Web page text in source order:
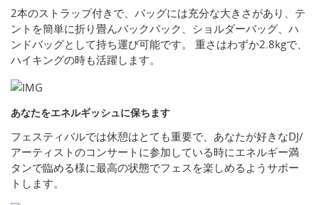
2本のストラップ付きで、バッグには充分な大きさがあり、テ
ントを簡単に折り畳んバックパック、ショルダーバッグ、ハ
ンドバッグとして持ち運び可能です。 重さはわずか2.8kgで、
ハイキングの時も活躍します。
あなたをエネルギッシュに保ちます
フェスティバルでは休憩はとても重要で、あなたが好きなDJ/
アーティストのコンサートに参加している時にエネルギー満
タンで臨める様に最高の状態でフェスを楽しめるようサポー
トします。